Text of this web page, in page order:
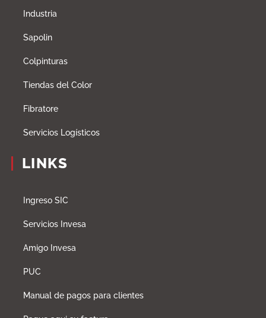
Industria
Sapolin
Colpinturas
Tiendas del Color
Fibratore
Servicios Logísticos
LINKS
Ingreso SIC
Servicios Invesa
Amigo Invesa
PUC
Manual de pagos para clientes